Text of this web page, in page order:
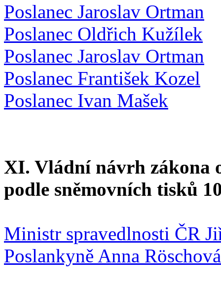
Poslanec Jaroslav Ortman
Poslanec Oldřich Kužílek
Poslanec Jaroslav Ortman
Poslanec František Kozel
Poslanec Ivan Mašek
XI. Vládní návrh zákona
podle sněmovních tisků
Ministr spravedlnosti ČR
Poslankyně Anna Röschová